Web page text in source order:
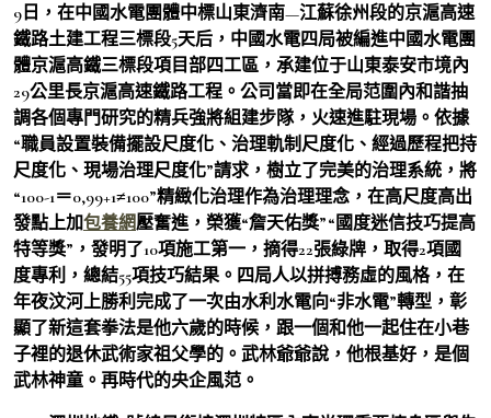
9日，在中國水電團體中標山東濟南—江蘇徐州段的京滬高速
鐵路土建工程三標段5天后，中國水電四局被編進中國水電團
體京滬高鐵三標段項目部四工區，承建位于山東泰安市境內
29公里長京滬高速鐵路工程。公司當即在全局范圍內和諧抽
調各個專門研究的精兵強將組建步隊，火速進駐現場。依據
“職員設置裝備擺設尺度化、治理軌制尺度化、經過歷程把持
尺度化、現場治理尺度化”請求，樹立了完美的治理系統，將
“100-1＝0,99+1≠100”精緻化治理作為治理理念，在高尺度高出
發點上加包養網壓奮進，榮獲“詹天佑獎”“國度迷信技巧提高
特等獎”，發明了10項施工第一，摘得22張綠牌，取得2項國
度專利，總結55項技巧結果。四局人以拼搏務虛的風格，在
年夜汶河上勝利完成了一次由水利水電向“非水電”轉型，彰
顯了新這套拳法是他六歲的時候，跟一個和他一起住在小巷
子裡的退休武術家祖父學的。武林爺爺說，他根基好，是個
武林神童。再時代的央企風范。